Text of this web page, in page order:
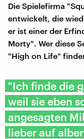
Die Spielefirma
entwickelt, die
er ist einer der
Morty". Wer diese
"High on Life"
"Ich finde die
weil sie eben
angesagten
lieber auf